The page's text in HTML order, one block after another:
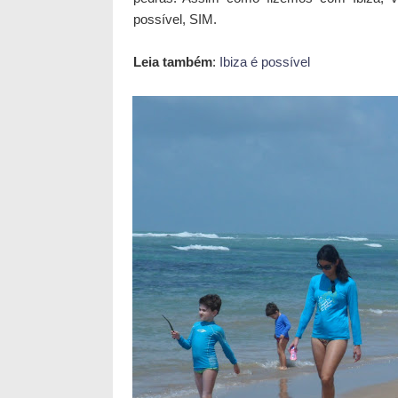
possível, SIM.
Leia também: Ibiza é possível